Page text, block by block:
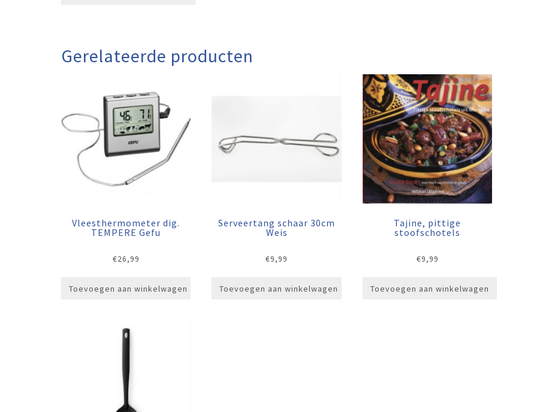
Gerelateerde producten
Vleesthermometer dig.
TEMPERE Gefu
€26,99
Toevoegen aan winkelwagen
Serveertang schaar 30cm
Weis
€9,99
Toevoegen aan winkelwagen
Tajine, pittige
stoofschotels
€9,99
Toevoegen aan winkelwagen